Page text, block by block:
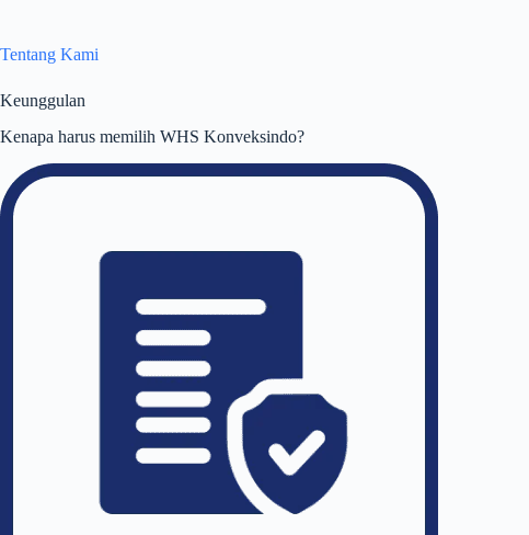
Tentang Kami
Keunggulan
Kenapa harus memilih WHS Konveksindo?